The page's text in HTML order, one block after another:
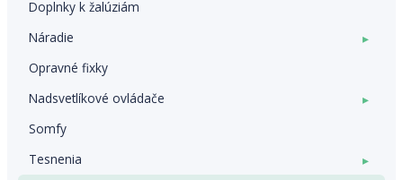
Doplnky k žalúziám
Náradie
▸
Opravné fixky
Nadsvetlíkové ovládače
▸
Somfy
Tesnenia
▸